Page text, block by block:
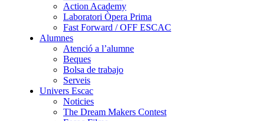
Action Academy
Laboratori Òpera Prima
Fast Forward / OFF ESCAC
Alumnes
Atenció a l’alumne
Beques
Bolsa de trabajo
Serveis
Univers Escac
Noticies
The Dream Makers Contest